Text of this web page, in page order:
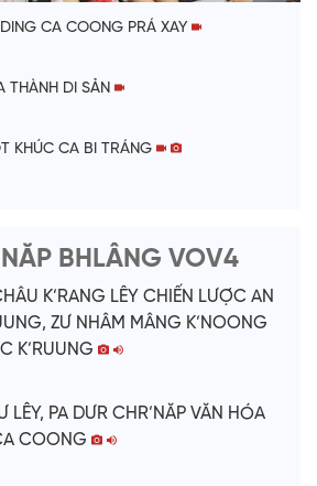
V
i
e
o
CA COONG PRÁ XAY
THÀNH DI SẢN
KHÚC CA BI TRÁNG
BHLÂNG VOV4
K’RANG LÊY CHIẾN LƯỢC AN
ZƯ NHÂM MÂNG K’NOONG
K’RUUNG
LÊY, PA DƯR CHR’NĂP VĂN HÓA
COONG